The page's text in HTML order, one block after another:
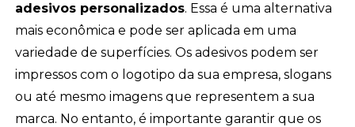
adesivos personalizados. Essa é uma alternativa
mais econômica e pode ser aplicada em uma
variedade de superfícies. Os adesivos podem ser
impressos com o logotipo da sua empresa, slogans
ou até mesmo imagens que representem a sua
marca. No entanto, é importante garantir que os